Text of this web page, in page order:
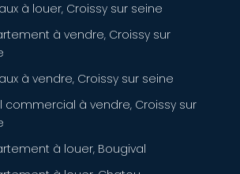
à louer, Croissy sur seine
à vendre, Croissy sur
à vendre, Croissy sur seine
commercial à vendre, Croissy sur
à louer, Bougival